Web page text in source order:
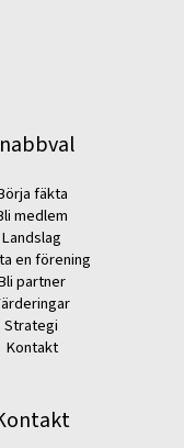
fäkta
medlem
Landslag
en förening
partner
Strategi
Kontakt